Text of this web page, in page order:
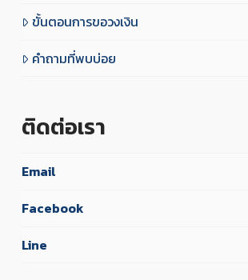
ขั้นตอนการขอวงเงิน
คำถามที่พบบ่อย
ติดต่อเรา
Email
Facebook
Line